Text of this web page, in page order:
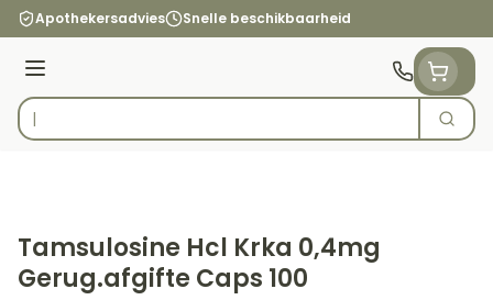
Ga naar de inhoud
Apothekersadvies Snelle beschikbaarheid
Menu
Product, merk, categorie...
Zoek
Tamsulosine Hcl Krka 0,4mg
Gerug.afgifte Caps 100